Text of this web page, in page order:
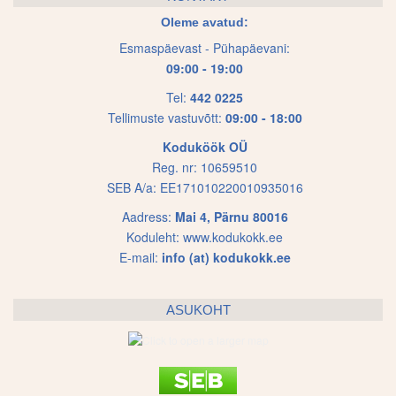
may
be
chosen
on
the
product
page
Oleme avatud:
Esmaspäevast - Pühapäevani:
09:00 - 19:00
Tel: 442 0225
Tellimuste vastuvõtt: 09:00 - 18:00
Koduköök OÜ
Reg. nr: 10659510
SEB A/a: EE171010220010935016
Aadress: Mai 4, Pärnu 80016
Koduleht: www.kodukokk.ee
E-mail: info (at) kodukokk.ee
ASUKOHT